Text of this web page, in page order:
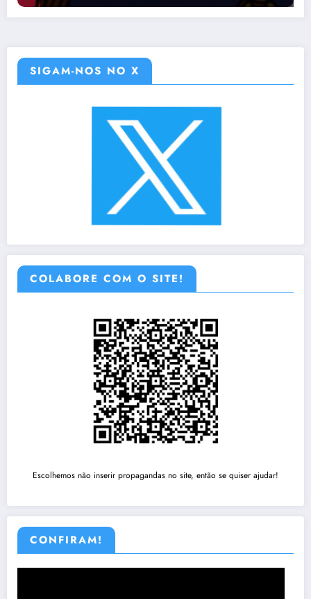
SIGAM-NOS NO X
COLABORE COM O SITE!
Escolhemos não inserir propagandas no site, então se quiser ajudar!
CONFIRAM!